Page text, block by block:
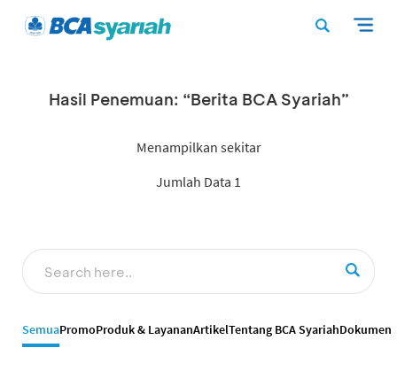
Hasil Penemuan: “Berita BCA Syariah”
Menampilkan sekitar
Jumlah Data 1
SemuaPromoProduk & LayananArtikelTentang BCA SyariahDokumen